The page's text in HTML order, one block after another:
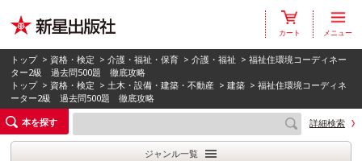
カート メニュー
トップ > 資格・検定 >介護・福祉・保育 >介護・福祉 > 福祉住環境コーディネー
ター2級 過去問500題 徹底攻略
トップ > 資格・検定 >土木・設備・建築・不動産 >建築 > 福祉住環境コーディネ
ーター2級 過去問500題 徹底攻略
本を探す
詳細検索
ジャンル一覧